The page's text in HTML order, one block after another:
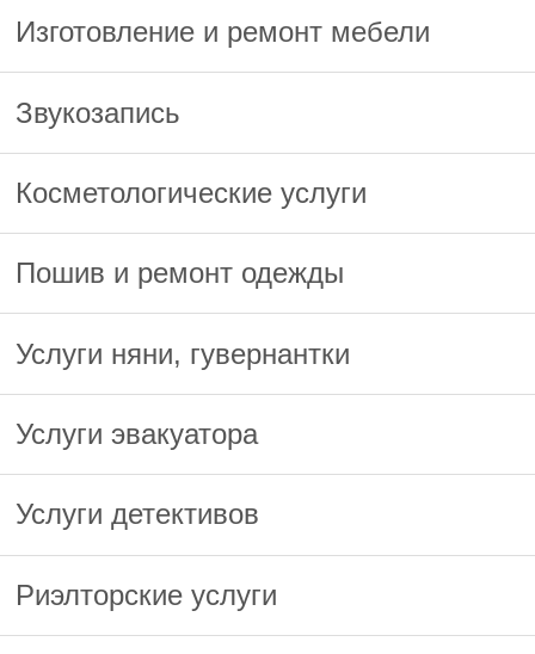
Изготовление и ремонт мебели
Звукозапись
Косметологические услуги
Пошив и ремонт одежды
Услуги няни, гувернантки
Услуги эвакуатора
Услуги детективов
Риэлторские услуги